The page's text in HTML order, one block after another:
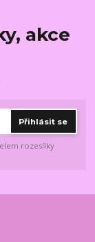
akce
Přihlásit se
rozesílky